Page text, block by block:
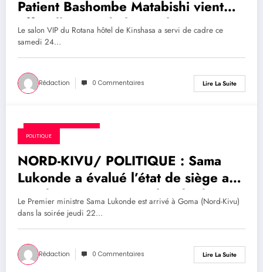
Patient Bashombe Matabishi vient
officiellement de lancer le
mouvement social et idéologique
dénommé Synergie des amis des
valeurs de MUKWEGE ( SAM)
Le salon VIP du Rotana hôtel de Kinshasa a servi de cadre ce
samedi 24…
Rédaction 0 Commentaires Lire La Suite
24 septembre 2022
POLITIQUE
NORD-KIVU/ POLITIQUE : Sama
Lukonde a évalué l’état de siège au
Nord-Kivu et en Ituri plus de deux
ans après sa mise en place par le
Chef d’Etat
Le Premier ministre Sama Lukonde est arrivé à Goma (Nord-Kivu)
dans la soirée jeudi 22…
Rédaction 0 Commentaires Lire La Suite